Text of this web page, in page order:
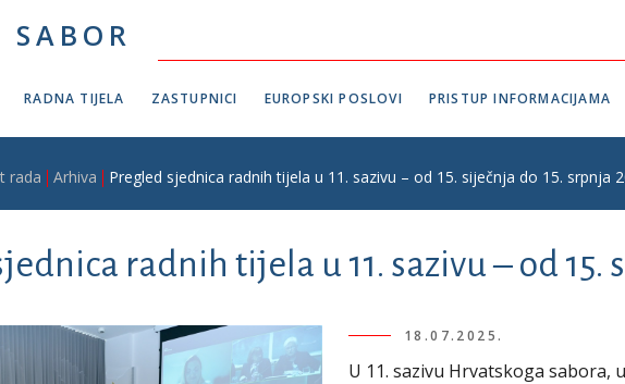
SABOR
RADNA TIJELA ZASTUPNICI EUROPSKI POSLOVI PRISTUP INFORMACIJAMA
rada Arhiva Pregled sjednica radnih tijela u 11. sazivu – od 15. siječnja do 15. srpnja
radnih tijela u 11. sazivu – od 15.
18.07.2025.
U 11. sazivu Hrvatskoga sabora,